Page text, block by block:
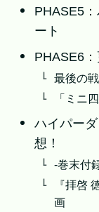
PHASE5
ート
PHASE6
最後の
「ミニ
ハイパー
想！
-巻末付
『拝啓
画